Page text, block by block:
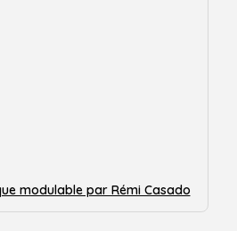
modulable par Rémi Casado